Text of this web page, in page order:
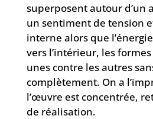
superposent autour d’un
un sentiment de tension
interne alors que
vers l’intérieur, les
unes contre les autres
complètement. On a
l’œuvre est concentrée,
de réalisation.